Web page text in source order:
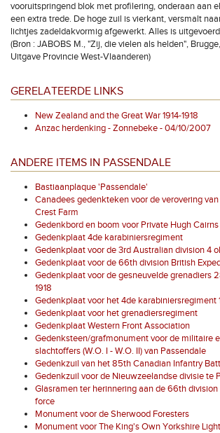
vooruitspringend blok met profilering, onderaan aan
een extra trede. De hoge zuil is vierkant, versmalt
lichtjes zadeldakvormig afgewerkt. Alles is
(Bron : JABOBS M., "Zij, die vielen als helden",
Uitgave Provincie West-Vlaanderen)
GERELATEERDE LINKS
New Zealand and the Great War 1914-1918
Anzac herdenking - Zonnebeke - 04/10/2007
ANDERE ITEMS IN PASSENDALE
Bastiaanplaque 'Passendale'
Canadees gedenkteken voor de verovering van
Crest Farm
Gedenkbord en boom voor Private Hugh Cairns
Gedenkplaat 4de karabiniersregiment
Gedenkplaat voor de 3rd Australian division 4
Gedenkplaat voor de 66th division British
Gedenkplaat voor de gesneuvelde grenadiers
1918
Gedenkplaat voor het 4de karabiniersregiment
Gedenkplaat voor het grenadiersregiment
Gedenkplaat Western Front Association
Gedenksteen/grafmonument voor de militaire
slachtoffers (W.O. I - W.O. II) van Passendale
Gedenkzuil van het 85th Canadian Infantry
Gedenkzuil voor de Nieuwzeelandse divisie te
Glasramen ter herinnering aan de 66th
force
Monument voor de Sherwood Foresters
Monument voor The King's Own Yorkshire